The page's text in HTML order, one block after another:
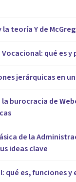
la teoría Y de
qué es y
jerárquicas en
burocracia de
de la
ideas clave
qué es, funciones y